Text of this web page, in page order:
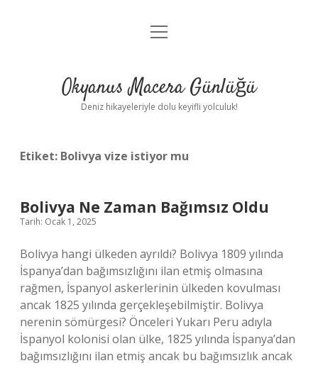
Anasayfa
Yasal Uyarı
menüyü
Okyanus Macera Günlüğü
Deniz hikayeleriyle dolu keyifli yolculuk!
Etiket: Bolivya vize istiyor mu
Bolivya Ne Zaman Bağımsız Oldu
Tarih: Ocak 1, 2025
Bolivya hangi ülkeden ayrıldı? Bolivya 1809 yılında
İspanya’dan bağımsızlığını ilan etmiş olmasına
rağmen, İspanyol askerlerinin ülkeden kovulması
ancak 1825 yılında gerçekleşebilmiştir. Bolivya
nerenin sömürgesi? Önceleri Yukarı Peru adıyla
İspanyol kolonisi olan ülke, 1825 yılında İspanya’dan
bağımsızlığını ilan etmiş ancak bu bağımsızlık ancak